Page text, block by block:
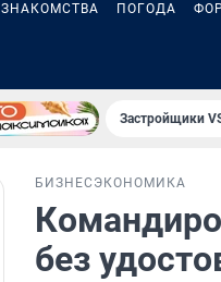
ЗНАКОМСТВА ПОГОДА
Застройщики
БИЗНЕС ЭКОНОМИКА
без